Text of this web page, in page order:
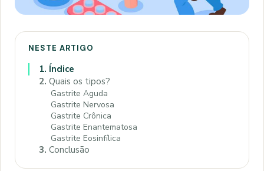
NESTE ARTIGO
1. Índice
2. Quais os tipos?
Gastrite Aguda
Gastrite Nervosa
Gastrite Crônica
Gastrite Enantematosa
Gastrite Eosinfílica
3. Conclusão